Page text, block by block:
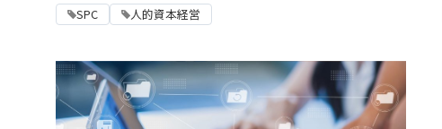
SPC 人的資本経営